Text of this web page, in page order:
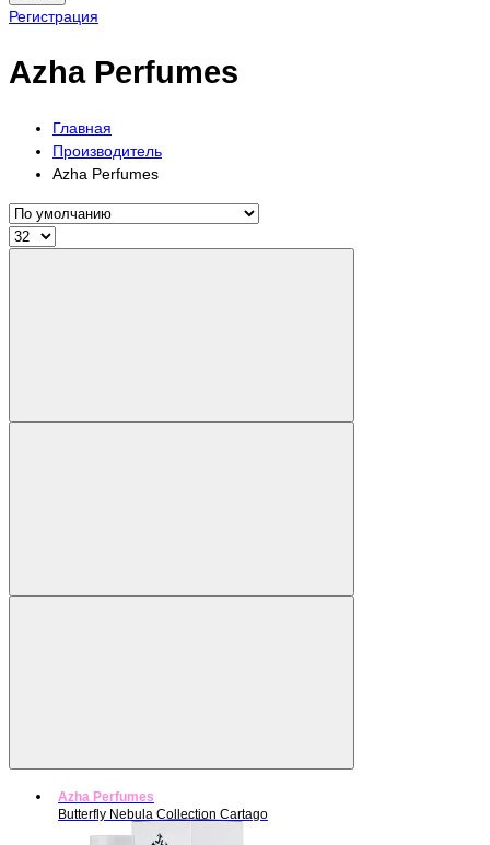
Регистрация
Azha Perfumes
Главная
Производитель
Azha Perfumes
Azha Perfumes
Butterfly Nebula Collection Cartago